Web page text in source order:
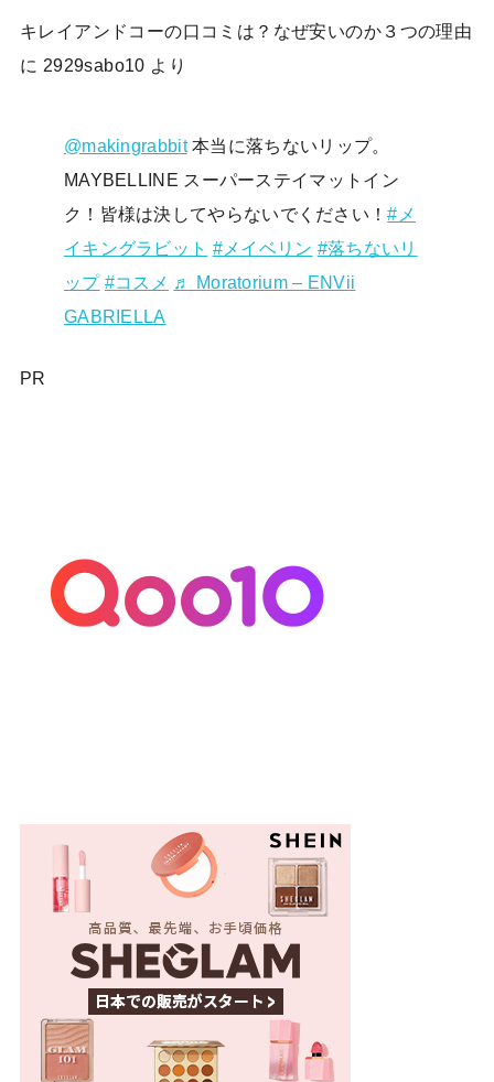
キレイアンドコーの口コミは？なぜ安いのか３つの理由
に 2929sabo10 より
@makingrabbit本当に落ちないリップ。
MAYBELLINE スーパーステイマットイン
ク！皆様は決してやらないでください！#メ
イキングラビット #メイベリン #落ちないリ
ップ #コスメ ♬ Moratorium – ENVii
GABRIELLA
PR